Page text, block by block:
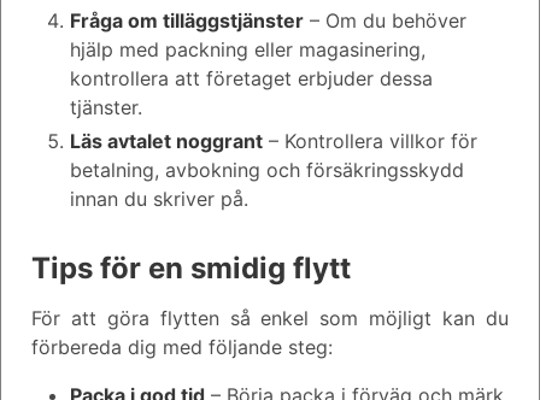
Fråga om tilläggstjänster – Om du behöver
hjälp med packning eller magasinering,
kontrollera att företaget erbjuder dessa
tjänster.
Läs avtalet noggrant – Kontrollera villkor för
betalning, avbokning och försäkringsskydd
innan du skriver på.
Tips för en smidig flytt
För att göra flytten så enkel som möjligt kan du
förbereda dig med följande steg:
Packa i god tid – Börja packa i förväg och märk